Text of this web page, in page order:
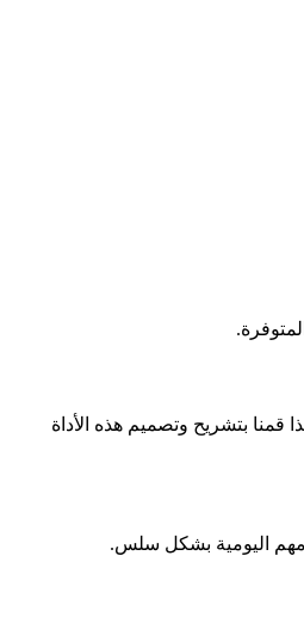
بتشريح وتصميم هذه الأداة
اليومية بشكل سلس.